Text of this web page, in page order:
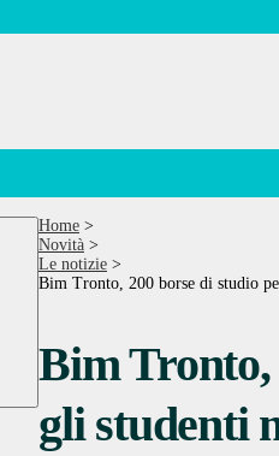
Home >
Novità >
Le notizie >
Bim Tronto, 200 borse di studio
Bim Tronto,
gli studenti